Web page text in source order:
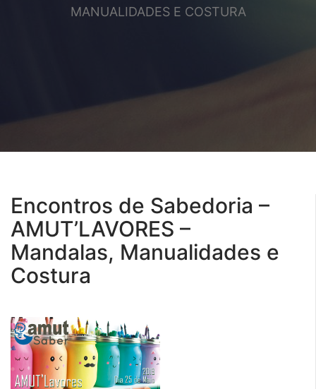
MANUALIDADES E COSTURA
Encontros de Sabedoria –
AMUT’LAVORES –
Mandalas, Manualidades e
Costura